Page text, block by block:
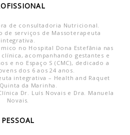
de consultadoria Nutricional.
de serviços de Massoterapeuta
integrativa.
no Hospital Dona Estefânia nas
acompanhando gestantes e
e no Espaço S (CMC), dedicado a
dos 6 aos 24 anos.
integrativa – Health and Raquet
da Marinha.
Dr. Luís Novais e Dra. Manuela
Novais.
PESSOAL